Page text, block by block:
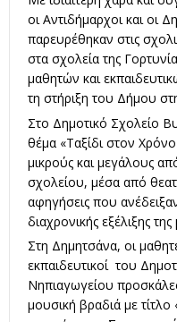
οι Αντιδήμαρχοι και οι
παρευρέθηκαν στις
στα σχολεία της
μαθητών και
τη στήριξη του Δήμου
Στο Δημοτικό Σχολείο
θέμα «Ταξίδι στον
μικρούς και μεγάλους
σχολείου, μέσα από
αφηγήσεις που
διαχρονικής εξέλιξης
Στη Δημητσάνα, οι
εκπαιδευτικοί του
Νηπιαγωγείου
μουσική βραδιά με τίτλο